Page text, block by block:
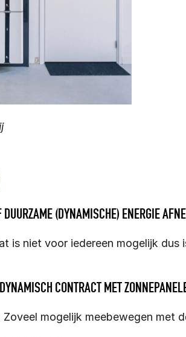
(DYNAMISCHE) ENERGIE
is niet voor iedereen mogelijk dus
CONTRACT MET
mogelijk meebewegen met